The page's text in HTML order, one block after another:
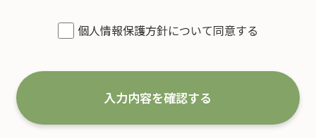
1.事業の内容及び規模を考慮した適切な個人情報
個人情報保護方針について同意する
入力内容を確認する